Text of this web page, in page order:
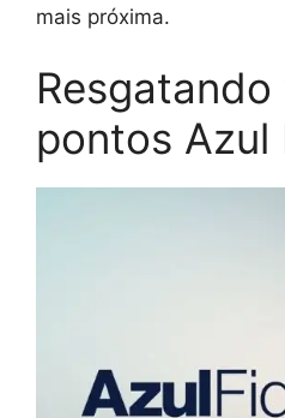
mais próxima.
pontos Azul